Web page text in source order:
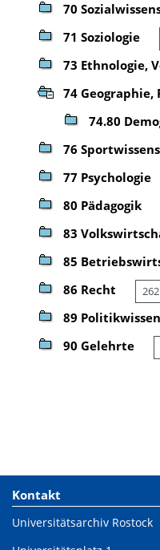
70
71 Soziologie
73 Ethnologie,
74 Geographie,
74.80
76
77 Psychologie
80 Pädagogik
83
85
86 Recht
89
90 Gelehrte
Kontakt
Universitätsarchiv Rostock